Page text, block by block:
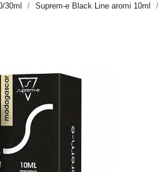
30ml Suprem-e Black Line aromi 10ml